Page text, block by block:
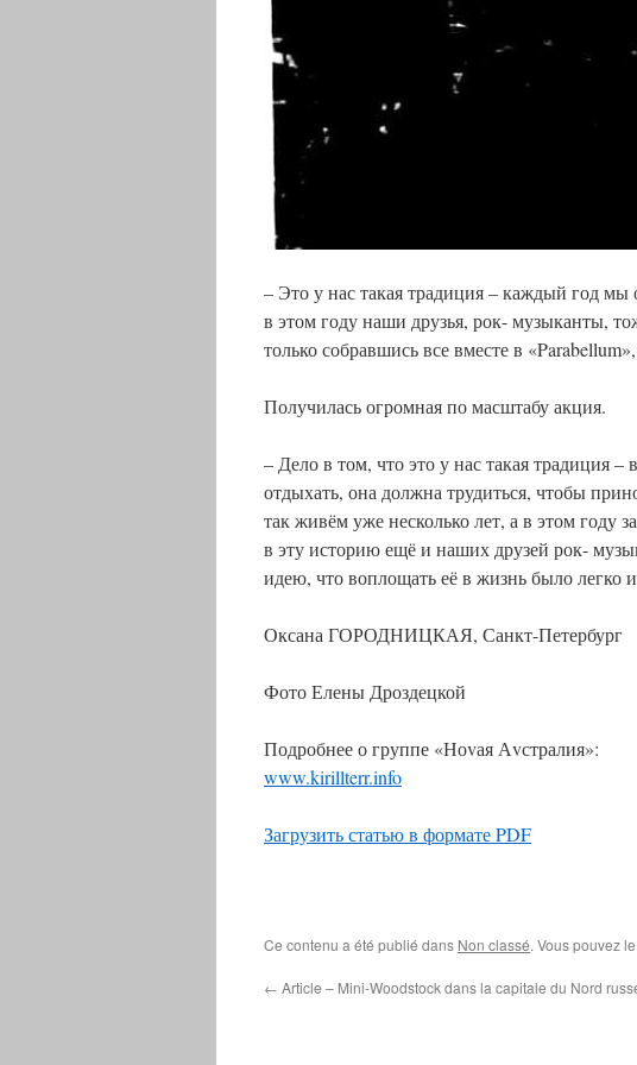
– Это у нас такая традиция – каждый год
в этом году наши друзья, рок- музыканты,
только собравшись все вместе в
Получилась огромная по масштабу акция.
– Дело в том, что это у нас такая традиция
отдыхать, она должна трудиться, чтобы
так живём уже несколько лет, а в этом году
в эту историю ещё и наших друзей рок-
идею, что воплощать её в жизнь было легко
Оксана ГОРОДНИЦКАЯ, Санкт-Петербург
Фото Елены Дроздецкой
Подробнее о группе «Ноvая Аvстралия»:
www.kirillterr.info
Загрузить статью в формате PDF
Ce contenu a été publié dans Non classé. Vous pouvez
← Article – Mini-Woodstock dans la capitale du Nord